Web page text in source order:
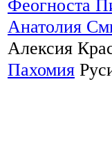
Феогноста
Анатолия
Алексия
Пахомия